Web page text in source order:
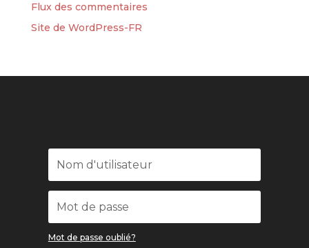
Flux des commentaires
Site de WordPress-FR
Mot de passe oublié?